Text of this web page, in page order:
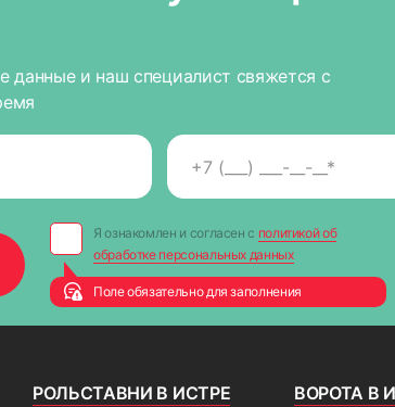
данные и наш специалист свяжется с
Я ознакомлен и согласен с политикой об
обработке персональных данных
Поле обязательно для заполнения
РОЛЬСТАВНИ В ИСТРЕ ВОРОТА В